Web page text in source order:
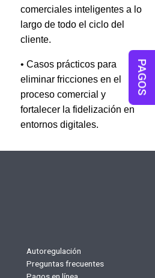
comerciales inteligentes a lo
largo de todo el ciclo del
cliente.
• Casos prácticos para
eliminar fricciones en el
proceso comercial y
fortalecer la fidelización en
entornos digitales.
PAGOS
Menú
Autoregulación
Preguntas frecuentes